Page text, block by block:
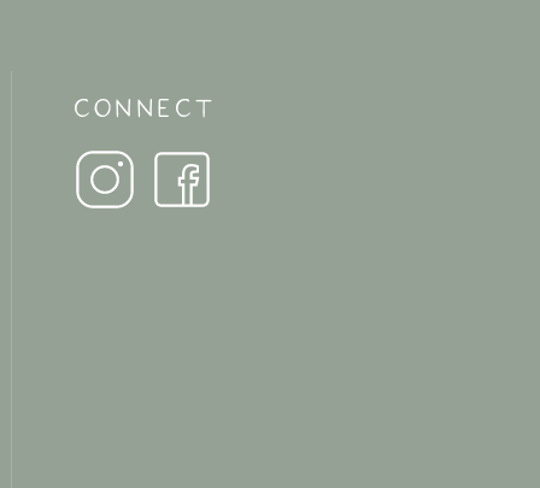
CONNECT